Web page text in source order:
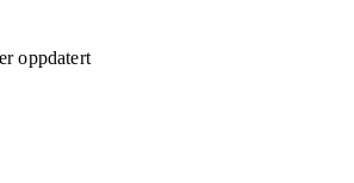
oppdatert